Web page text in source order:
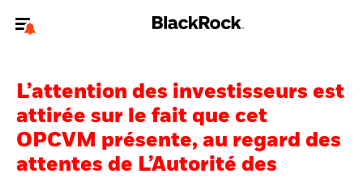
Pour accéder directement à un autre site BlackRock, veuillez mettre à
jourvotre type d'utilisateur
Nous connaître
L’attention des investisseurs est
attirée sur le fait que cet
OPCVM présente, au regard des
attentes de L’Autorité des